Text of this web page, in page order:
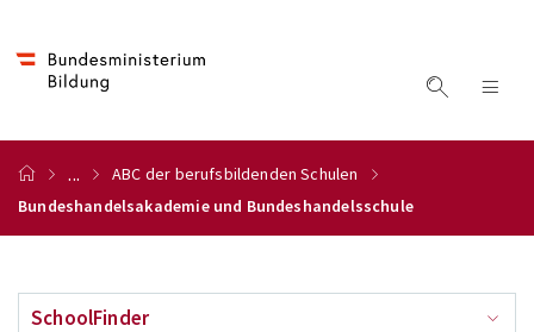
...
ABC der berufsbildenden Schulen
Bundeshandelsakademie und Bundeshandelsschule
SchoolFinder